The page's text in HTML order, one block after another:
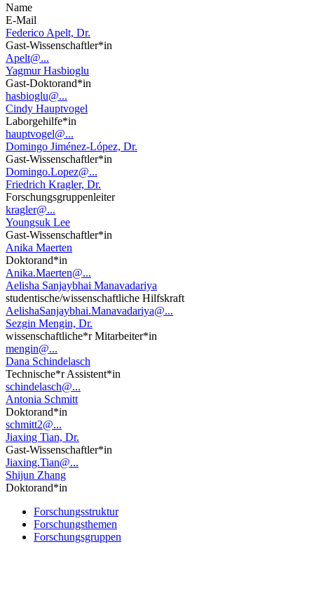
Name
E-Mail
Federico Apelt, Dr.
Gast-Wissenschaftler*in
Apelt@...
Yagmur Hasbioglu
Gast-Doktorand*in
hasbioglu@...
Cindy Hauptvogel
Laborgehilfe*in
hauptvogel@...
Domingo Jiménez-López, Dr.
Gast-Wissenschaftler*in
Domingo.Lopez@...
Friedrich Kragler, Dr.
Forschungsgruppenleiter
kragler@...
Youngsuk Lee
Gast-Wissenschaftler*in
Anika Maerten
Doktorand*in
Anika.Maerten@...
Aelisha Sanjaybhai Manavadariya
studentische/wissenschaftliche Hilfskraft
AelishaSanjaybhai.Manavadariya@...
Sezgin Mengin, Dr.
wissenschaftliche*r Mitarbeiter*in
mengin@...
Dana Schindelasch
Technische*r Assistent*in
schindelasch@...
Antonia Schmitt
Doktorand*in
schmitt2@...
Jiaxing Tian, Dr.
Gast-Wissenschaftler*in
Jiaxing.Tian@...
Shijun Zhang
Doktorand*in
Forschungsstruktur
Forschungsthemen
Forschungsgruppen